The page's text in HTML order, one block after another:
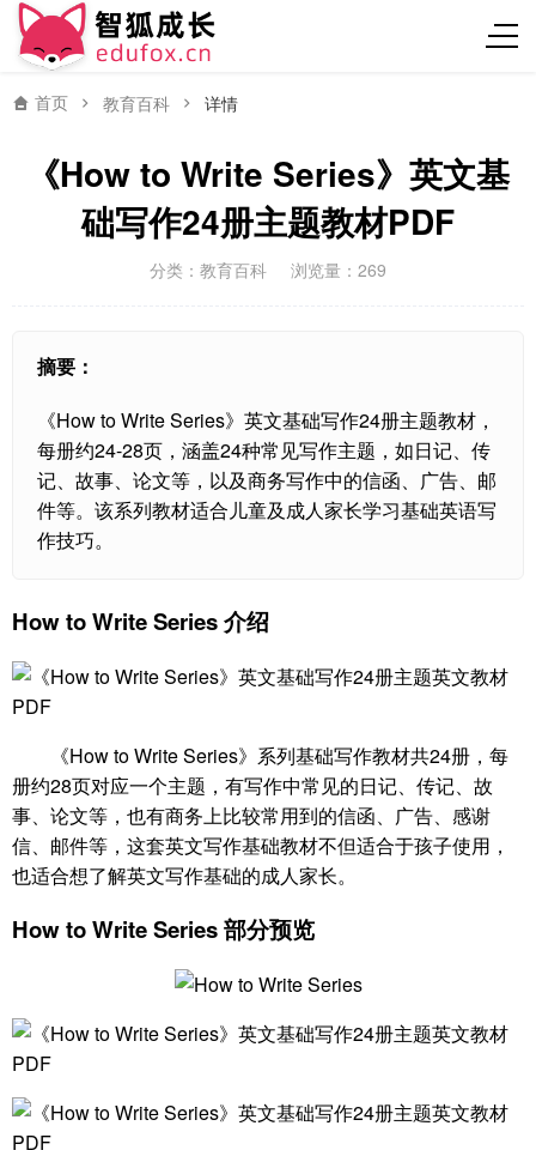
首页 教育百科 详情
《How to Write Series》英文基
础写作24册主题教材PDF
分类： 教育百科 浏览量：269
摘要：
《How to Write Series》英文基础写作24册主题教材，
每册约24-28页，涵盖24种常见写作主题，如日记、传
记、故事、论文等，以及商务写作中的信函、广告、邮
件等。该系列教材适合儿童及成人家长学习基础英语写
作技巧。
How to Write Series 介绍
《How to Write Series》系列基础写作教材共24册，每
册约28页对应一个主题，有写作中常见的日记、传记、故
事、论文等，也有商务上比较常用到的信函、广告、感谢
信、邮件等，这套英文写作基础教材不但适合于孩子使用，
也适合想了解英文写作基础的成人家长。
How to Write Series 部分预览